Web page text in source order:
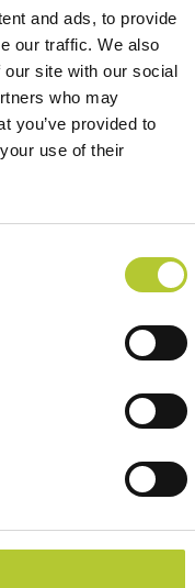
and ads, to provide
our traffic. We also
site with our social
who may
you’ve provided to
use of their
progetti